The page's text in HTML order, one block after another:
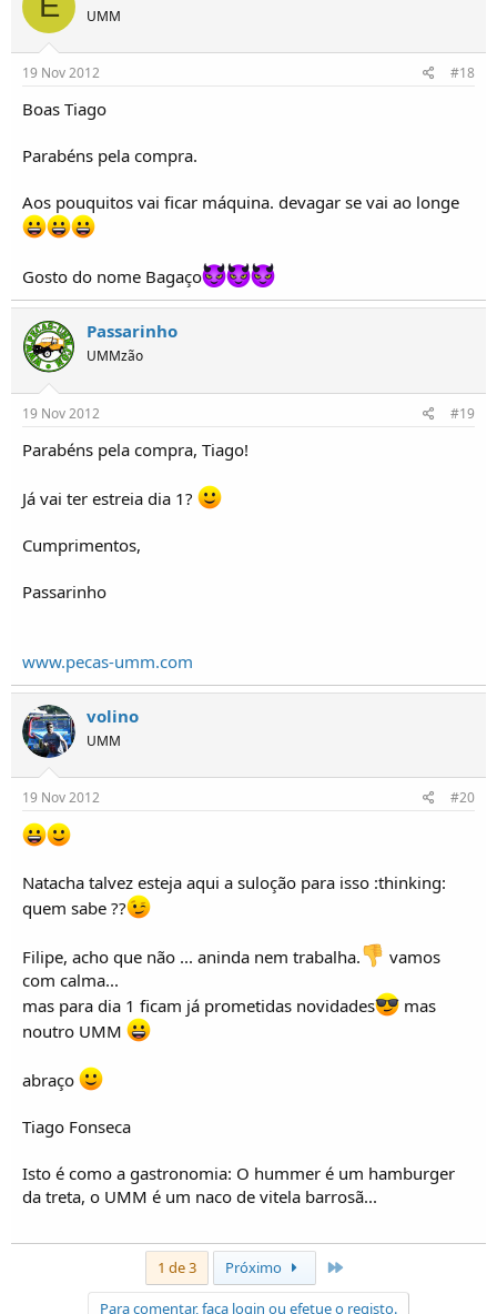
UMM
19 Nov 2012 #18
Boas Tiago
Parabéns pela compra.
Aos pouquitos vai ficar máquina. devagar se vai ao longe
Gosto do nome Bagaço
Passarinho
UMMzão
19 Nov 2012 #19
Parabéns pela compra, Tiago!
Já vai ter estreia dia 1?
Cumprimentos,
Passarinho
www.pecas-umm.com
volino
UMM
19 Nov 2012 #20
Natacha talvez esteja aqui a suloção para isso :thinking:
quem sabe ??
Filipe, acho que não ... aninda nem trabalha.
vamos
com calma...
mas para dia 1 ficam já prometidas novidades
mas
noutro UMM
abraço
Tiago Fonseca
Isto é como a gastronomia: O hummer é um hamburger
da treta, o UMM é um naco de vitela barrosã...
1 de 3 Próximo
Para comentar, faça login ou efetue o registo.